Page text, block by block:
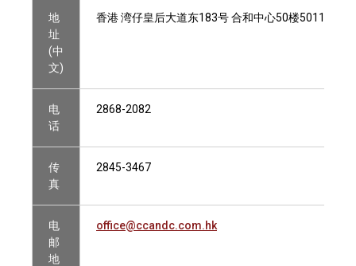
地
址
(中
文)
香港 湾仔皇后大道东183号 合和中心50楼5011-
电
话
2868-2082
传
真
2845-3467
电
邮
地
office@ccandc.com.hk